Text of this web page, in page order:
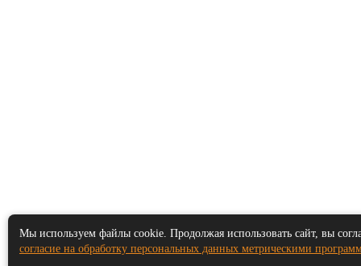
Мы используем файлы cookie. Продолжая использовать сайт, вы
согласие на обработку персональных данных метрическими